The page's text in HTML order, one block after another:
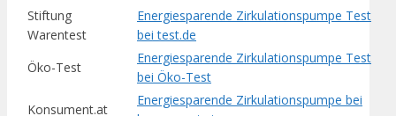
Stiftung
Warentest
Energiesparende Zirkulationspumpe Test
bei test.de
Öko-Test
Energiesparende Zirkulationspumpe Test
bei Öko-Test
Konsument.at
Energiesparende Zirkulationspumpe bei